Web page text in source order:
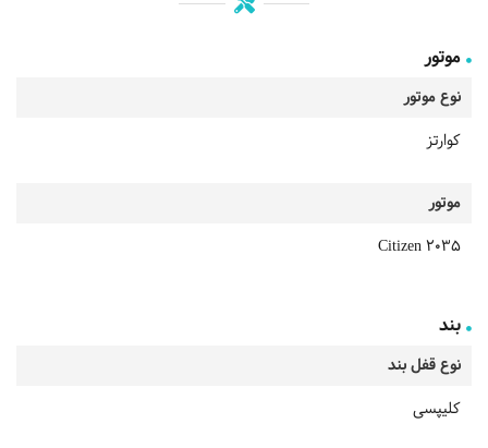
موتور
نوع موتور
کوارتز
موتور
Citizen 2035
بند
نوع قفل بند
کلیپسی